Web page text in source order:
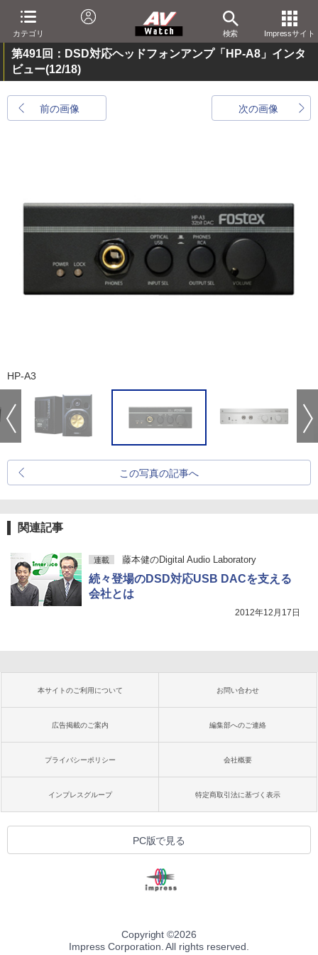
カテゴリ 検索 Impressサイト
第491回：DSD対応ヘッドフォンアンプ「HP-A8」インタ
ビュー(12/18)
前の画像 次の画像
HP-A3
この写真の記事へ
関連記事
連載 藤本健のDigital Audio Laboratory
続々登場のDSD対応USB DACを支える
会社とは
2012年12月17日
本サイトのご利用について お問い合わせ
広告掲載のご案内 編集部へのご連絡
プライバシーポリシー 会社概要
インプレスグループ 特定商取引法に基づく表示
PC版で見る
Copyright ©2026
Impress Corporation. All rights reserved.